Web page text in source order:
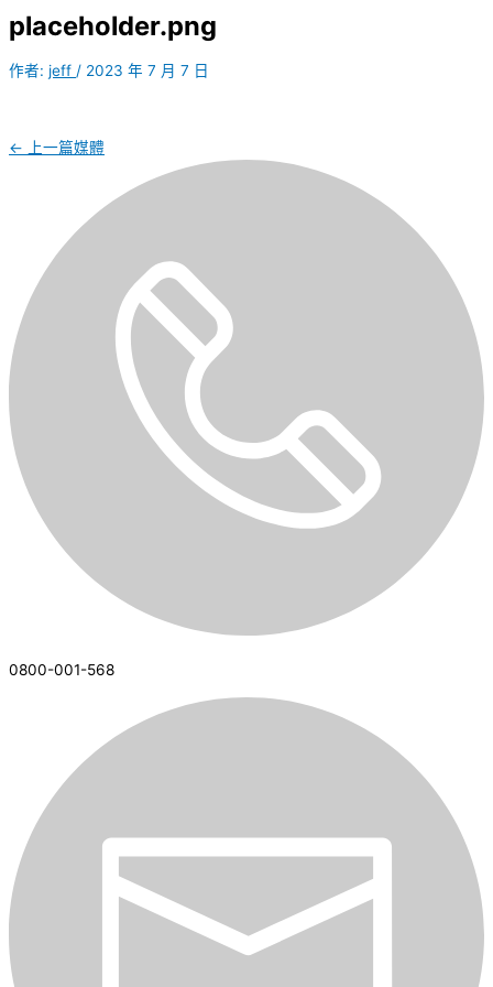
placeholder.png
作者: jeff / 2023 年 7 月 7 日
← 上一篇媒體
0800-001-568